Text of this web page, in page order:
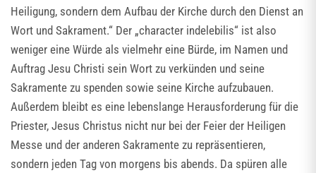
Heiligung, sondern dem Aufbau der Kirche durch den Dienst an
Wort und Sakrament.“ Der „character indelebilis“ ist also
weniger eine Würde als vielmehr eine Bürde, im Namen und
Auftrag Jesu Christi sein Wort zu verkünden und seine
Sakramente zu spenden sowie seine Kirche aufzubauen.
Außerdem bleibt es eine lebenslange Herausforderung für die
Priester, Jesus Christus nicht nur bei der Feier der Heiligen
Messe und der anderen Sakramente zu repräsentieren,
sondern jeden Tag von morgens bis abends. Da spüren alle